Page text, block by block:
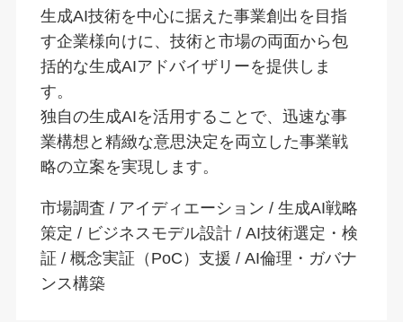
生成AI技術を中心に据えた事業創出を目指
す企業様向けに、技術と市場の両面から包
括的な生成AIアドバイザリーを提供しま
す。
独自の生成AIを活用することで、迅速な事
業構想と精緻な意思決定を両立した事業戦
略の立案を実現します。
市場調査 / アイディエーション / 生成AI戦略
策定 / ビジネスモデル設計 / AI技術選定・検
証 / 概念実証（PoC）支援 / AI倫理・ガバナ
ンス構築